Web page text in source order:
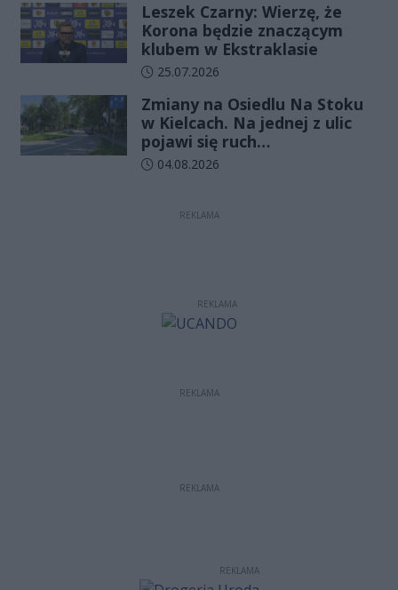
Leszek Czarny: Wierzę, że
Korona będzie znaczącym
klubem w Ekstraklasie
Data dodania artykułu:
25.07.2026
Zmiany na Osiedlu Na Stoku
w Kielcach. Na jednej z ulic
pojawi się ruch
jednokierunkowy
Data dodania artykułu:
04.08.2026
REKLAMA
REKLAMA
REKLAMA
REKLAMA
REKLAMA